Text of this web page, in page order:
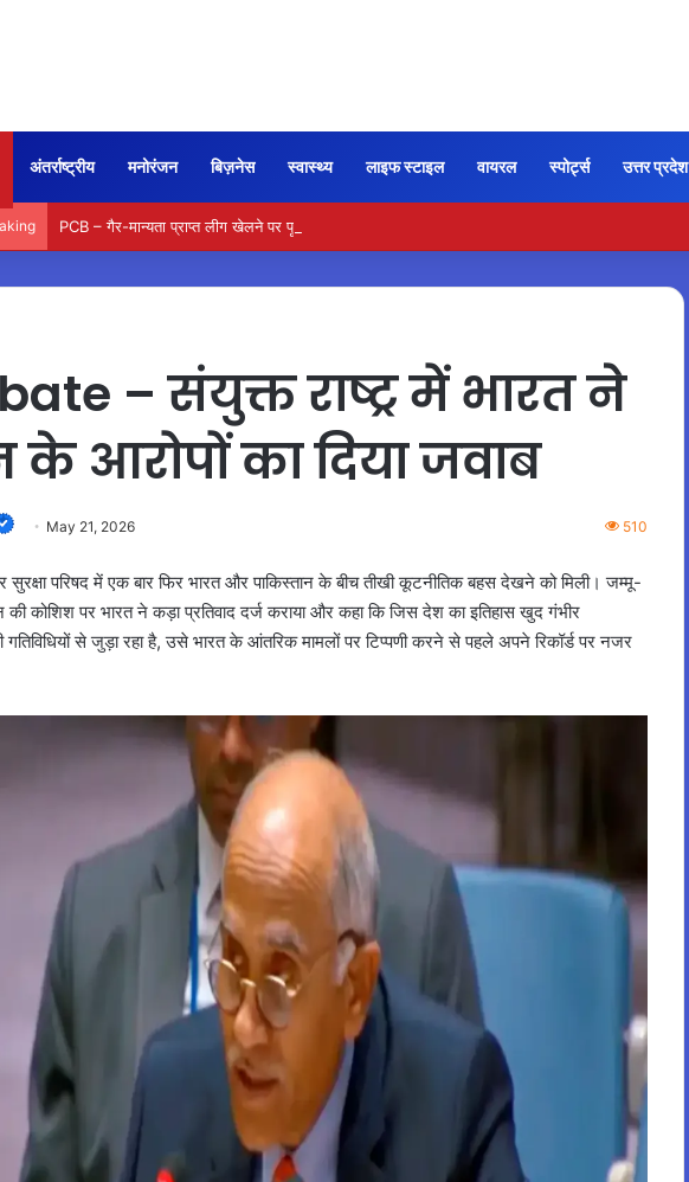
अंतर्राष्ट्रीय मनोरंजन बिज़नेस स्वास्थ्य लाइफ स्टाइल वायरल स्पोर्ट्स उत्तर प्रदेश
PCB – गैर-मान्यता प्राप्त लीग खेलने पर पूर्व खिलाड़ियों पर कार्रवाई की तैयारी
– संयुक्त राष्ट्र में भारत ने
के आरोपों का दिया जवाब
May 21, 2026 510
सुरक्षा परिषद में एक बार फिर भारत और पाकिस्तान के बीच तीखी कूटनीतिक बहस देखने को मिली। जम्मू-
की कोशिश पर भारत ने कड़ा प्रतिवाद दर्ज कराया और कहा कि जिस देश का इतिहास खुद गंभीर
से जुड़ा रहा है, उसे भारत के आंतरिक मामलों पर टिप्पणी करने से पहले अपने रिकॉर्ड पर नजर